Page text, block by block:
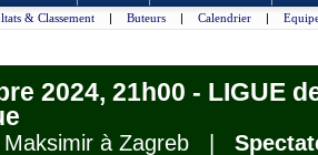
& Classement | Buteurs | Calendrier |
2024, 21h00 - LIGUE
Maksimir à Zagreb |